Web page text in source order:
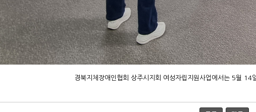
경북지체장애인협회 상주시지회 여성자립지원사업에서는 5월